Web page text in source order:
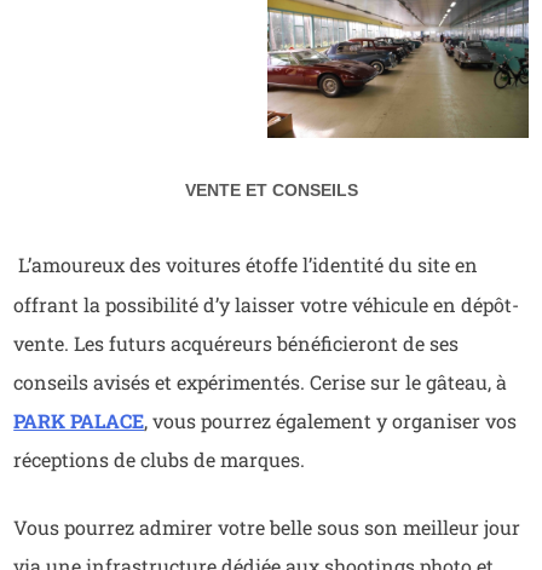
VENTE ET CONSEILS
L’amoureux des voitures étoffe l’identité du site en
offrant la possibilité d’y laisser votre véhicule en dépôt-
vente. Les futurs acquéreurs bénéficieront de ses
conseils avisés et expérimentés. Cerise sur le gâteau, à
PARK PALACE, vous pourrez également y organiser vos
réceptions de clubs de marques.
Vous pourrez admirer votre belle sous son meilleur jour